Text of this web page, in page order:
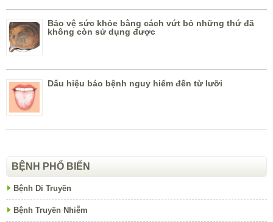
Bảo vệ sức khỏe bằng cách vứt bỏ những thứ đã
không còn sử dụng được
Dấu hiệu báo bệnh nguy hiểm đến từ lưỡi
BỆNH PHỔ BIẾN
Bệnh Di Truyền
Bệnh Truyền Nhiễm